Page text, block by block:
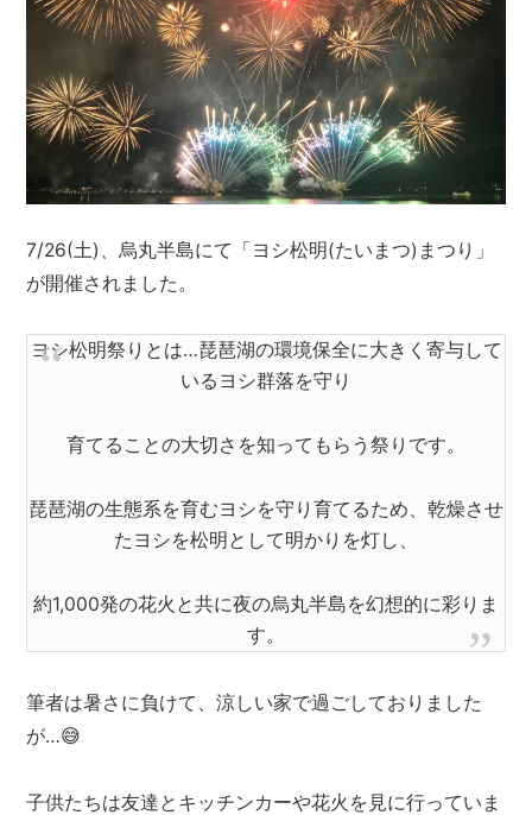
7/26(土)、烏丸半島にて「ヨシ松明(たいまつ)まつり」
が開催されました。
ヨシ松明祭りとは…琵琶湖の環境保全に大きく寄与して
いるヨシ群落を守り
育てることの大切さを知ってもらう祭りです。
琵琶湖の生態系を育むヨシを守り育てるため、乾燥させ
たヨシを松明として明かりを灯し、
約1,000発の花火と共に夜の烏丸半島を幻想的に彩りま
す。
筆者は暑さに負けて、涼しい家で過ごしておりました
が…😅
子供たちは友達とキッチンカーや花火を見に行っていま